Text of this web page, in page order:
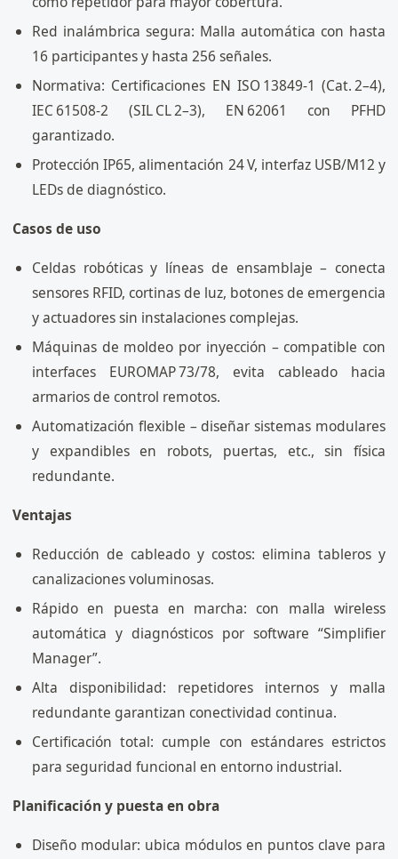
Red inalámbrica segura: Malla automática con hasta
16 participantes y hasta 256 señales.
Normativa: Certificaciones EN ISO 13849‑1 (Cat. 2–4),
IEC 61508‑2 (SIL CL 2–3), EN 62061 con PFHD
garantizado.
Protección IP65, alimentación 24 V, interfaz USB/M12 y
LEDs de diagnóstico.
Casos de uso
Celdas robóticas y líneas de ensamblaje – conecta
sensores RFID, cortinas de luz, botones de emergencia
y actuadores sin instalaciones complejas.
Máquinas de moldeo por inyección – compatible con
interfaces EUROMAP 73/78, evita cableado hacia
armarios de control remotos.
Automatización flexible – diseñar sistemas modulares
y expandibles en robots, puertas, etc., sin física
redundante.
Ventajas
Reducción de cableado y costos: elimina tableros y
canalizaciones voluminosas.
Rápido en puesta en marcha: con malla wireless
automática y diagnósticos por software “Simplifier
Manager”.
Alta disponibilidad: repetidores internos y malla
redundante garantizan conectividad continua.
Certificación total: cumple con estándares estrictos
para seguridad funcional en entorno industrial.
Planificación y puesta en obra
Diseño modular: ubica módulos en puntos clave para